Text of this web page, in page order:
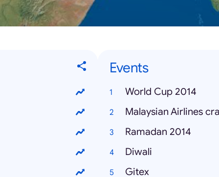
Events
World Cup 2014
Malaysian Airlines
Ramadan 2014
Diwali
Gitex